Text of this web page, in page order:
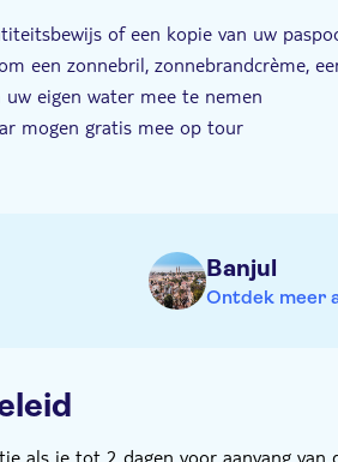
of een kopie van uw
een zonnebril, zonnebrandcrème,
eigen water mee te nemen
mogen gratis mee op tour
6:20 uur bij geselecteerde hotels in
Banjul
Ontdek meer
als je tot 2 dagen voor aanvang van